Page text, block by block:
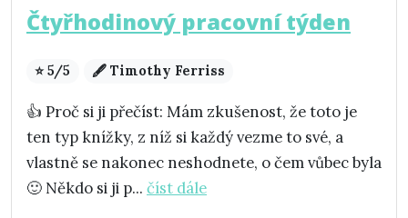
Čtyřhodinový pracovní týden
⭐ 5/5 🖋️ Timothy Ferriss
👍 Proč si ji přečíst: Mám zkušenost, že toto je
ten typ knížky, z níž si každý vezme to své, a
vlastně se nakonec neshodnete, o čem vůbec byla
🙂 Někdo si ji p... číst dále